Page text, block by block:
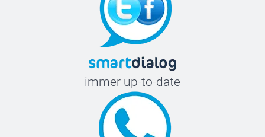
immer up-to-date